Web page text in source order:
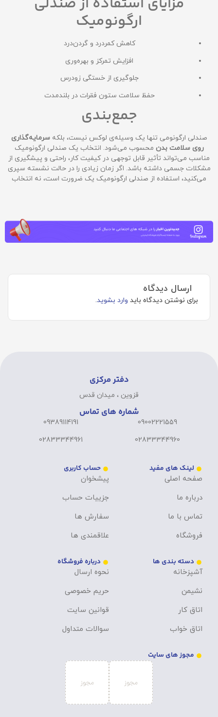
ارگونومیک
کاهش کمردرد و گردن‌درد
افزایش تمرکز و بهره‌وری
جلوگیری از خستگی زودرس
حفظ سلامت ستون فقرات در بلندمدت
جمع‌بندی
صندلی ارگونومی تنها یک وسیله‌ی لوکس نیست، بلکهسرمایه‌گذاری
روی سلامت بدن محسوب می‌شود. انتخاب یک صندلی ارگونومیک
مناسب می‌تواند تأثیر قابل توجهی در کیفیت کار، راحتی و پیشگیری از
مشکلات جسمی داشته باشد. اگر زمان زیادی را در حالت نشسته سپری
می‌کنید، استفاده از صندلی ارگونومیک یک ضرورت است، نه انتخاب
ارسال دیدگاه
برای نوشتن دیدگاه باید وارد بشوید.
دفتر مرکزی
قزوین ، میدان قدس
شماره های تماس
09002221559
02833344960
09389114191
02833344961
لینک های مفید
صفحه اصلی
درباره ما
تماس با ما
فروشگاه
حساب کاربری
پیشخوان
جزییات حساب
سفارش ها
علاقمندی ها
دسته بندی ها
آشپزخانه
نشیمن
اتاق کار
اتاق خواب
درباره فروشگاه
نحوه ارسال
حریم خصوصی
قوانین سایت
سوالات متداول
مجوز های سایت